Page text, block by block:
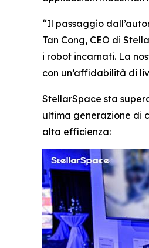
“Il passaggio
Tan Cong, CEO di
i robot incarnati. La
con un’affidabilità di
StellarSpace sta
ultima generazione di
alta efficienza: